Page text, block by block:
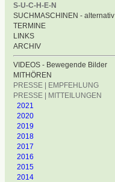
S-U-C-H-E-N
SUCHMASCHINEN - alternativ
TERMINE
LINKS
ARCHIV
VIDEOS - Bewegende Bilder
MITHÖREN
PRESSE | EMPFEHLUNG
PRESSE | MITTEILUNGEN
2021
2020
2019
2018
2017
2016
2015
2014